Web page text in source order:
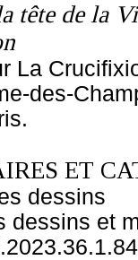
tête de la
La
des-
ET
dessins
dessins et